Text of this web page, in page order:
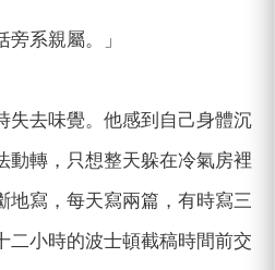
旁系親屬。」
失去味覺。他感到自己身體沉
動轉，只想整天躲在冷氣房裡
地寫，每天寫兩篇，有時寫三
二小時的波士頓截稿時間前交